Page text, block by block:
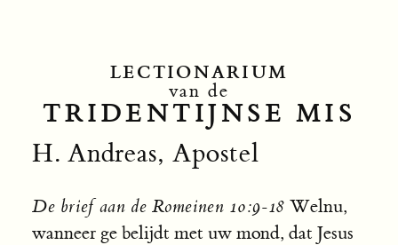
LECTIONARIUM
van de
TRIDENTIJNSE MIS
H. Andreas, Apostel
De brief aan de Romeinen 10:9-18 Welnu,
wanneer ge belijdt met uw mond, dat Jesus